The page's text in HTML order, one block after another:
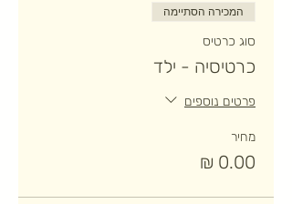
המכירה הסתיימה
סוג כרטיס
כרטיסיה - ילד
פרטים נוספים
מחיר